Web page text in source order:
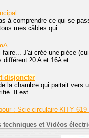
à comprendre ce qui se
mes câbles qui...
J'ai créé une pièce
différent 20 A et 16A et...
disjoncter
la chambre qui partait vers
Il est...
: Scie circulaire KITY
techniques et Vidéos